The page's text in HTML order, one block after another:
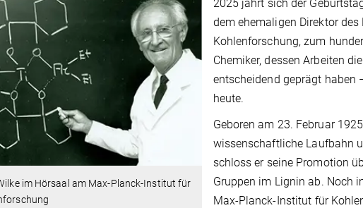
im Hörsaal am Max-Planck-Institut für
2025 jährt sich der
dem ehemaligen Direktor
Kohlenforschung, zum
Chemiker, dessen Arbeiten
entscheidend geprägt haben
heute.
Geboren am 23. Februar
wissenschaftliche Laufbahn
schloss er seine Promotion
Gruppen im Lignin ab. Noch
Max-Planck-Institut für